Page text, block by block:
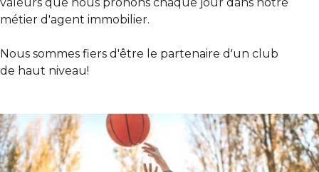
valeurs que nous prônons chaque jour dans notre
métier d'agent immobilier.
Nous sommes fiers d'être le partenaire d'un club
de haut niveau!